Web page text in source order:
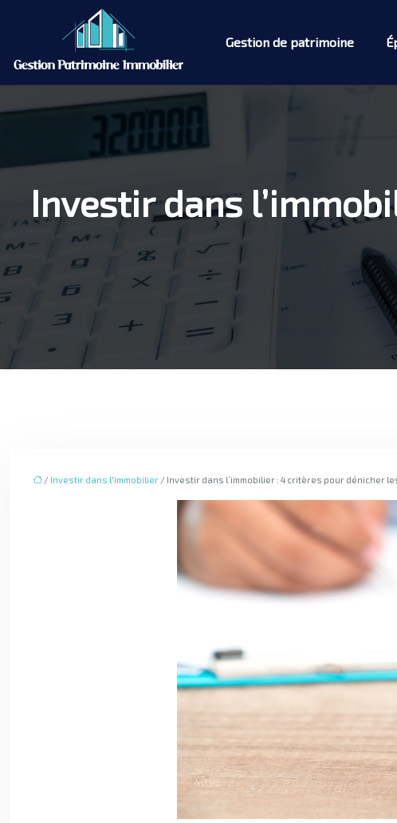
Gestion de patrimoine
Investir dans
/ Investir dans l'immobilier / Investir dans l’immobilier : 4 critères pour dénicher